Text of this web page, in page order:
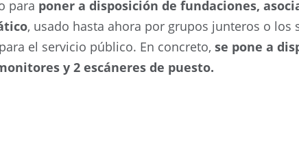
para poner a disposición de fundaciones,
, usado hasta ahora por grupos junteros o los
el servicio público. En concreto, se pone a
y 2 escáneres de puesto.